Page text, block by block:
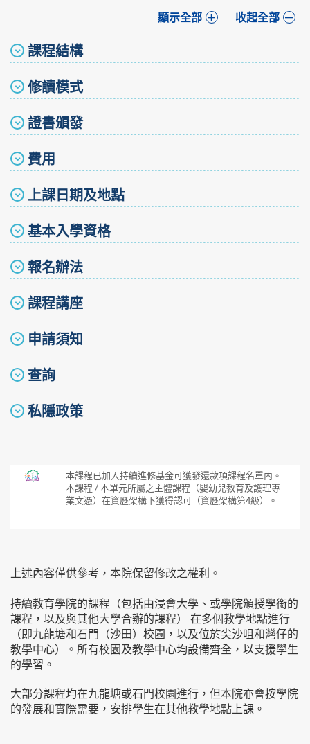
顯示全部 收起全部
課程結構
修讀模式
證書頒發
費用
上課日期及地點
基本入學資格
報名辦法
課程講座
申請須知
查詢
私隱政策
本課程已加入持續進修基金可獲發還款項課程名單內。
本課程 / 本單元所屬之主體課程（嬰幼兒教育及護理專
業文憑）在資歷架構下獲得認可（資歷架構第4級）。
上述內容僅供參考，本院保留修改之權利。
持續教育學院的課程（包括由浸會大學、或學院頒授學銜的
課程，以及與其他大學合辦的課程） 在多個教學地點進行
（即九龍塘和石門（沙田）校園，以及位於尖沙咀和灣仔的
教學中心）。所有校園及教學中心均設備齊全，以支援學生
的學習。
大部分課程均在九龍塘或石門校園進行，但本院亦會按學院
的發展和實際需要，安排學生在其他教學地點上課。